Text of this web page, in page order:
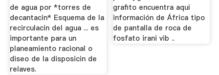
de agua por *torres de
decantacin* Esquema de la
recirculacin del agua ... es
importante para un
planeamiento racional o
diseo de la disposicin de
relaves.
grafito encuentra aquí
información de África tipo
de pantalla de roca de
fosfato irani vib ..